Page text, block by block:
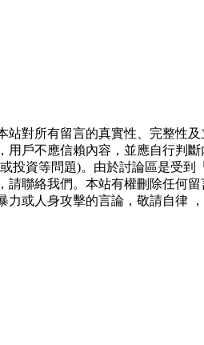
站對所有留言的真實性、完整性
用戶不應信賴內容，並應自行判
投資等問題)。由於討論區是受
請聯絡我們。本站有權刪除任何
或人身攻擊的言論，敬請自律